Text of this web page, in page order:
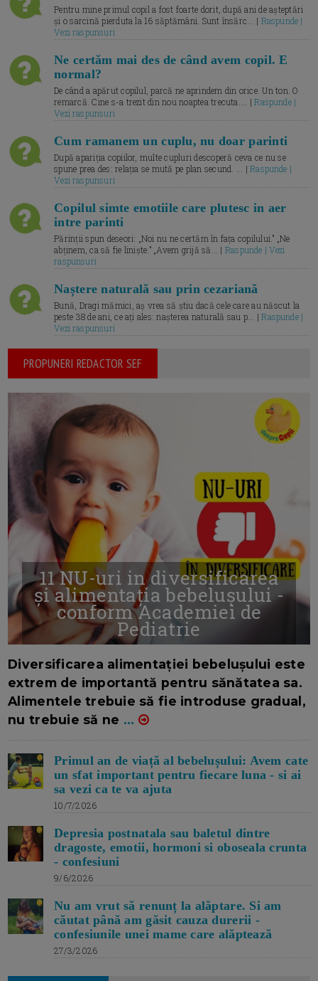
Pentru mine primul copil a fost foarte dorit, după ani de așteptări
și o sarcină pierduta la 16 săptămâni. Sunt însărc... | Raspunde |
Vezi raspunsuri
Ne certăm mai des de când avem copil. E
normal?
De când a apărut copilul, parcă ne aprindem din orice. Un ton. O
remarcă. Cine s-a trezit din nou noaptea trecuta.... |Raspunde |
Vezi raspunsuri
Cum ramanem un cuplu, nu doar parinti
După apariția copiilor, multe cupluri descoperă ceva ce nu se
spune prea des: relația se mută pe plan secund. ... |Raspunde |
Vezi raspunsuri
Copilul simte emotiile care plutesc in aer
intre parinti
Părinții spun deseori: „Noi nu ne certăm în fața copilului.” „Ne
abținem, ca să fie liniște.” „Avem grijă să... | Raspunde | Vezi
raspunsuri
Naștere naturală sau prin cezariană
Bună, Dragi mămici, aș vrea să știu dacă cele care au născut la
peste 38 de ani, ce ați ales: nașterea naturală sau p... |Raspunde |
Vezi raspunsuri
PROPUNERI REDACTOR SEF
11 NU-uri in diversificarea
și alimentația bebelușului -
conform Academiei de
Pediatrie
Diversificarea alimentației bebelușului este
extrem de importantă pentru sănătatea sa.
Alimentele trebuie să fie introduse gradual,
nu trebuie să ne ...
Primul an de viață al bebelușului: Avem cate
un sfat important pentru fiecare luna - si ai
sa vezi ca te va ajuta
10/7/2026
Depresia postnatala sau baletul dintre
dragoste, emotii, hormoni si oboseala crunta
- confesiuni
9/6/2026
Nu am vrut să renunț la alăptare. Si am
căutat până am găsit cauza durerii -
confesiunile unei mame care alăptează
27/3/2026